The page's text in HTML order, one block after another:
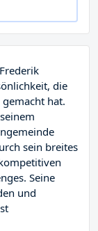
die
hat.
sein breites
Seine
und